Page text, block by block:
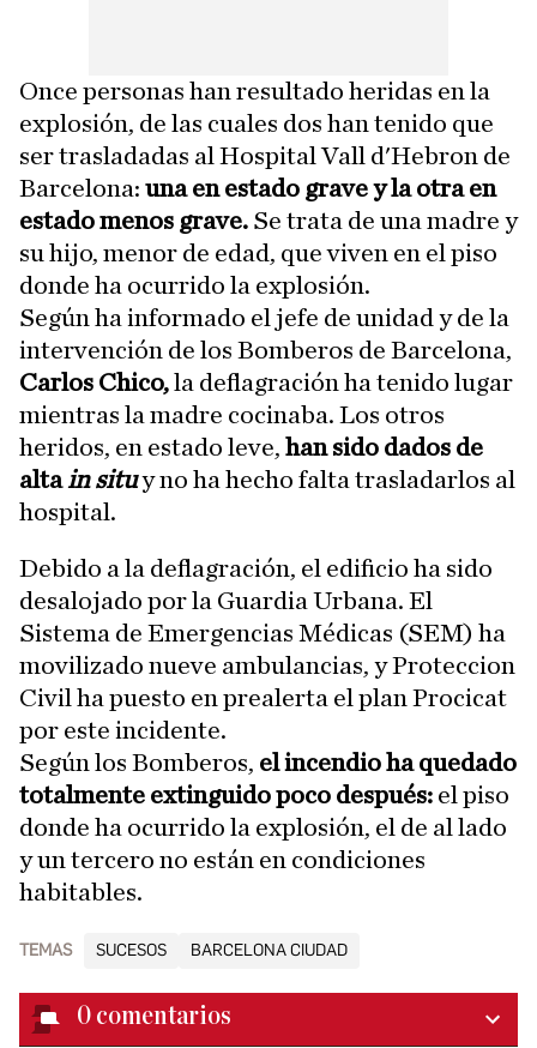
Once personas han resultado heridas en la
explosión, de las cuales dos han tenido que
ser trasladadas al Hospital Vall d'Hebron de
Barcelona: una en estado grave y la otra en
estado menos grave. Se trata de una madre y
su hijo, menor de edad, que viven en el piso
donde ha ocurrido la explosión.
Según ha informado el jefe de unidad y de la
intervención de los Bomberos de Barcelona,
Carlos Chico,la deflagración ha tenido lugar
mientras la madre cocinaba. Los otros
heridos, en estado leve, han sido dados de
altain situy no ha hecho falta trasladarlos al
hospital.
Debido a la deflagración, el edificio ha sido
desalojado por la Guardia Urbana. El
Sistema de Emergencias Médicas (SEM) ha
movilizado nueve ambulancias, y Proteccion
Civil ha puesto en prealerta el plan Procicat
por este incidente.
Según los Bomberos, el incendio ha quedado
totalmente extinguido poco después: el piso
donde ha ocurrido la explosión, el de al lado
y un tercero no están en condiciones
habitables.
TEMAS SUCESOS BARCELONA CIUDAD
0 comentarios